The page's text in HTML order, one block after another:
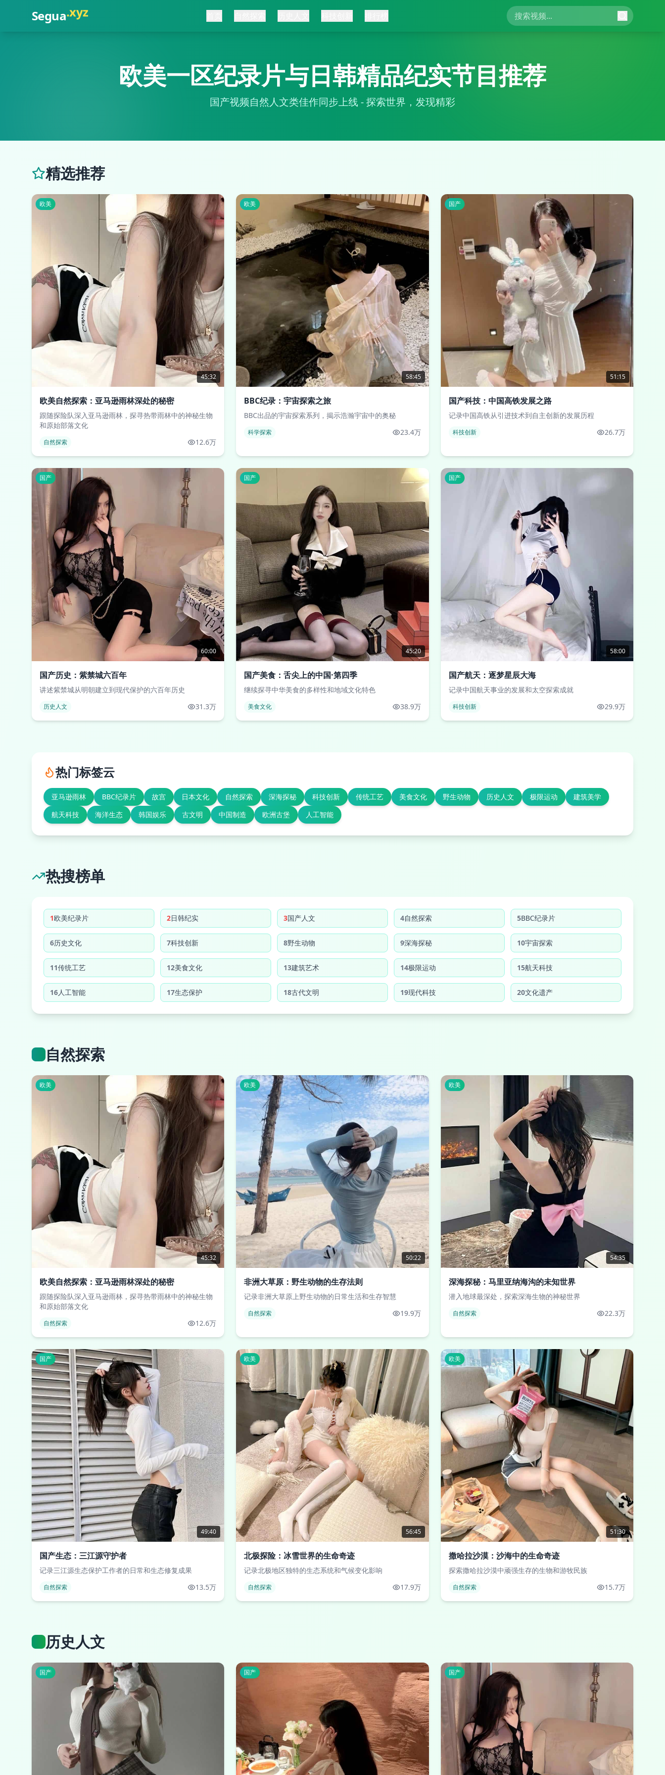
Segua.com
欧美一区纪录片与日韩精品纪实节目推荐
国产视频自然人文类佳作同步上线 - 探索世界，发现精彩
精选推荐
45:32
欧美
欧美自然探索：亚马逊雨林深处的秘密
跟随探险队深入亚马逊雨林，探寻热带雨林中的神秘生物
和原始部落文化
自然探索 12.6万
58:45
欧美
BBC纪录：宇宙探索之旅
BBC出品的宇宙探索系列，揭示浩瀚宇宙中的奥秘
科学探索 23.4万
51:15
国产
国产科技：中国高铁发展之路
记录中国高铁从引进技术到自主创新的发展历程
科技创新 26.7万
60:00
国产
国产历史：紫禁城六百年
讲述紫禁城从明朝建立到现代保护的六百年历史
历史人文 31.3万
45:20
国产
国产美食：舌尖上的中国·第四季
继续探寻中华美食的多样性和地域文化特色
美食文化 38.9万
58:00
国产
国产航天：逐梦星辰大海
记录中国航天事业的发展和太空探索成就
科技创新 29.9万
热门标签云
亚马逊雨林 BBC纪录片 故宫 日本文化 自然探索 深海探秘 科技创新 传统工艺 美食文化 野生动物 历史人文 极限运动
建筑美学
航天科技
海洋生态 韩国娱乐 古文明 中国制造 欧洲古堡 人工智能
热搜榜单
1欧美纪录片 2日韩纪实 3国产人文 4自然探索 5BBC纪录片
6历史文化 7科技创新 8野生动物 9深海探秘 10宇宙探索
11传统工艺 12美食文化 13建筑艺术 14极限运动 15航天科技
16人工智能 17生态保护 18古代文明 19现代科技 20文化遗产
自然探索
45:32
欧美
欧美自然探索：亚马逊雨林深处的秘密
跟随探险队深入亚马逊雨林，探寻热带雨林中的神秘生物
和原始部落文化
自然探索 12.6万
50:22
欧美
非洲大草原：野生动物的生存法则
记录非洲大草原上野生动物的日常生活和生存智慧
自然探索 19.9万
54:35
欧美
深海探秘：马里亚纳海沟的未知世界
潜入地球最深处，探索深海生物的神秘世界
自然探索 22.3万
49:40
国产
国产生态：三江源守护者
记录三江源生态保护工作者的日常和生态修复成果
自然探索 13.5万
56:45
欧美
北极探险：冰雪世界的生命奇迹
记录北极地区独特的生态系统和气候变化影响
自然探索 17.9万
51:30
欧美
撒哈拉沙漠：沙海中的生命奇迹
探索撒哈拉沙漠中顽强生存的生物和游牧民族
自然探索 15.7万
历史人文
国产 国产 国产